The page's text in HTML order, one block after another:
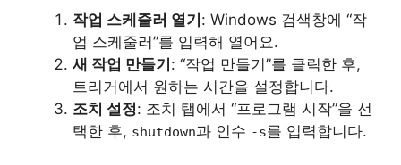
작업 스케줄러 열기 : Windows 검색창에 “작
업 스케줄러”를 입력해 열어요.
새 작업 만들기 : “작업 만들기”를 클릭한 후,
트리거에서 원하는 시간을 설정합니다.
조치 설정: 조치 탭에서 “프로그램 시작”을 선
택한 후, shutdown과 인수 -s를 입력합니다.